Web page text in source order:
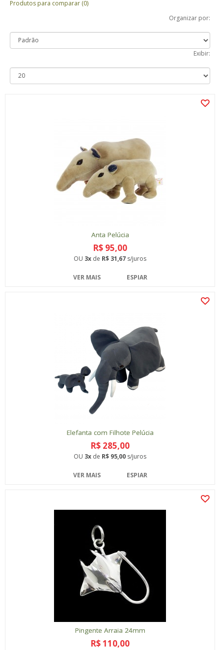
Produtos para comparar (0)
Organizar por:
Exibir:
Anta Pelúcia
R$ 95,00
OU 3x de R$ 31,67 s/juros
VER MAIS ESPIAR
Elefanta com Filhote Pelúcia
R$ 285,00
OU 3x de R$ 95,00 s/juros
VER MAIS ESPIAR
Pingente Arraia 24mm
R$ 110,00